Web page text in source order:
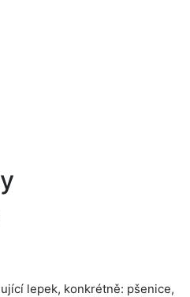
lepek, konkrétně: pšenice,